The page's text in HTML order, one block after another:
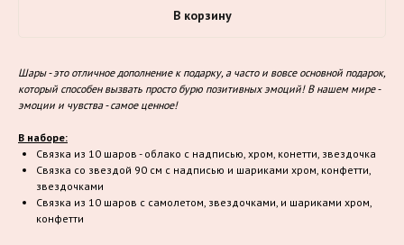
В корзину
Шары - это отличное дополнение к подарку, а часто и вовсе основной подарок,
который способен вызвать просто бурю позитивных эмоций! В нашем мире -
эмоции и чувства - самое ценное!
В наборе:
Связка из 10 шаров - облако с надписью, хром, конетти, звездочка
Связка со звездой 90 см с надписью и шариками хром, конфетти,
звездочками
Связка из 10 шаров с самолетом, звездочками, и шариками хром,
конфетти